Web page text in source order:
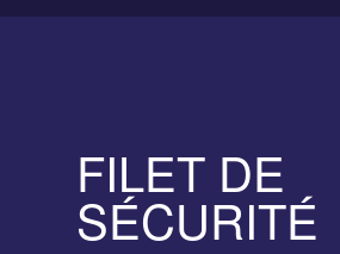
FILET DE
SÉCURITÉ